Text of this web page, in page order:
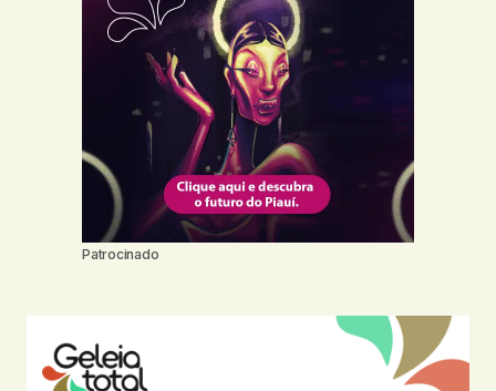
Patrocinado